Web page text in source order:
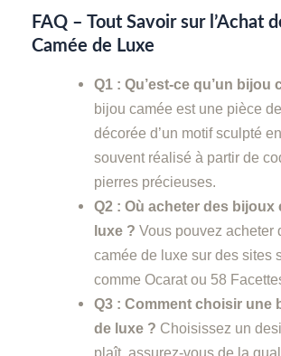
FAQ – Tout Savoir sur l’Achat
Camée de Luxe
Q1 : Qu’est-ce qu’un bijou
bijou camée est une pièce
décorée d’un motif sculpté
souvent réalisé à partir de
pierres précieuses.
Q2 : Où acheter des bijoux
luxe ? Vous pouvez acheter
camée de luxe sur des sites
comme Ocarat ou 58
Q3 : Comment choisir une
de luxe ? Choisissez un
plaît, assurez-vous de la